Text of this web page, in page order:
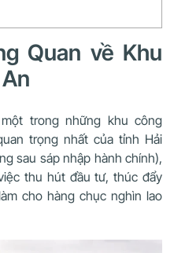
Quan về Khu
trong những khu công
trọng nhất của tỉnh Hải
sau sáp nhập hành chính),
thu hút đầu tư, thúc đẩy
cho hàng chục nghìn lao